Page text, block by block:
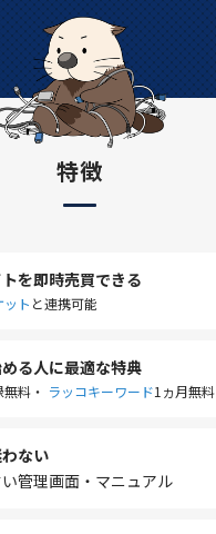
特徴
を即時売買できる
ト と連携可能
る人に最適な特典
料・ ラッコキーワード1ヵ月無料
ない
管理画面・マニュアル